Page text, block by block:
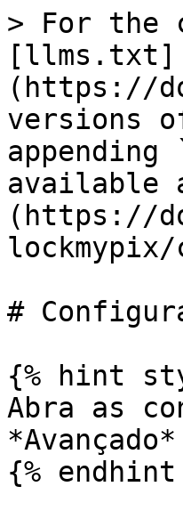
> For the
[llms.txt]
(https://
versions
available
(https://
lockmypix/
#
{% hint
Abra as
*Avançado*
{% endhint